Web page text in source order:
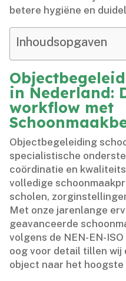
betere hygiëne en
Inhoudsopgaven
in Nederland:
workflow met
Objectbegeleiding
specialistische
coördinatie en
volledige
scholen,
Met onze jarenlange
geavanceerde
volgens de NEN-EN-
oog voor detail tillen wij
object naar het hoogste